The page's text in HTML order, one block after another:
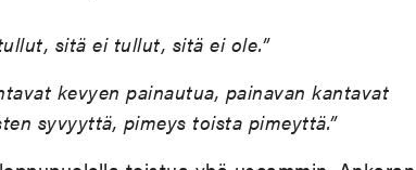
sitä ei tullut, sitä ei ole.”
kevyen painautua, painavan kantavat
syvyyttä, pimeys toista pimeyttä.”